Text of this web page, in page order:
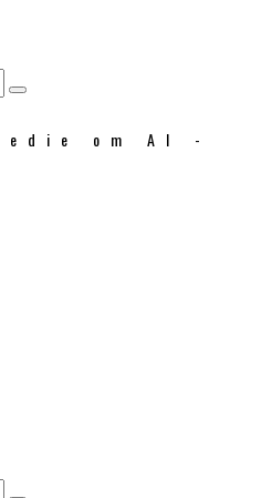
om AI -